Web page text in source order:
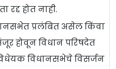
होत नाही.
प्रलंबित असेल किंवा
होवून विधान परिषदेत
विधानसभेचे विसर्जन